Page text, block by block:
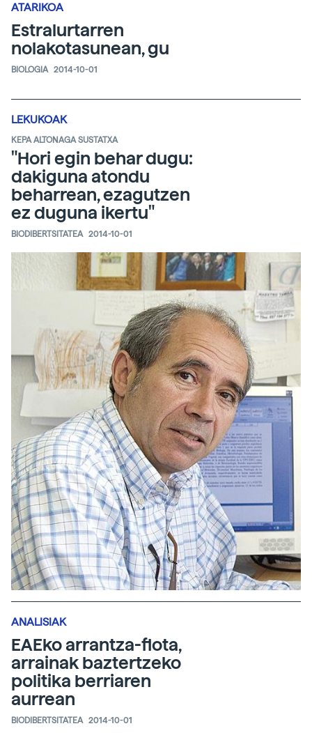
ATARIKOA
Estralurtarren
nolakotasunean, gu
BIOLOGIA 2014-10-01
LEKUKOAK
KEPA ALTONAGA SUSTATXA
"Hori egin behar dugu:
dakiguna atondu
beharrean, ezagutzen
ez duguna ikertu"
BIODIBERTSITATEA 2014-10-01
ANALISIAK
EAEko arrantza-flota,
arrainak baztertzeko
politika berriaren
aurrean
BIODIBERTSITATEA 2014-10-01